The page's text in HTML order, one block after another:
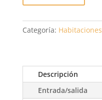
Categoría: Habitaciones
Descripción
Entrada/salida